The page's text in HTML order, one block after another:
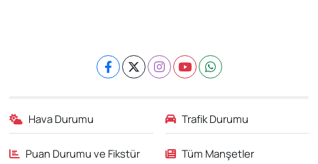
Hava Durumu Trafik Durumu
Puan Durumu ve Fikstür Tüm Manşetler